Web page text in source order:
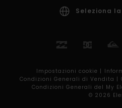
Seleziona
Impostazioni cookie |
Condizioni Generali di Vendita |
Condizioni Generali del My
© 2026